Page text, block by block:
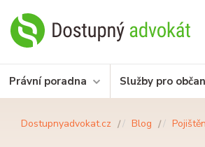
Právní poradna Služby pro
Dostupnyadvokat.cz Blog